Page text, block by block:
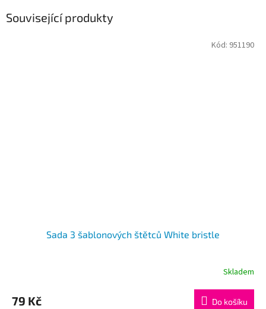
Související produkty
Sada 3 šablonových štětců White bristle
Skladem
79 Kč Do košíku
Kód: 951190